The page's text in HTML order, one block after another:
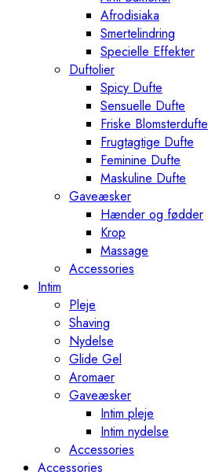
Afrodisiaka
Smertelindring
Specielle Effekter
Duftolier
Spicy Dufte
Sensuelle Dufte
Friske Blomsterdufte
Frugtagtige Dufte
Feminine Dufte
Maskuline Dufte
Gaveæsker
Hænder og fødder
Krop
Massage
Accessories
Intim
Pleje
Shaving
Nydelse
Glide Gel
Aromaer
Gaveæsker
Intim pleje
Intim nydelse
Accessories
Accessories